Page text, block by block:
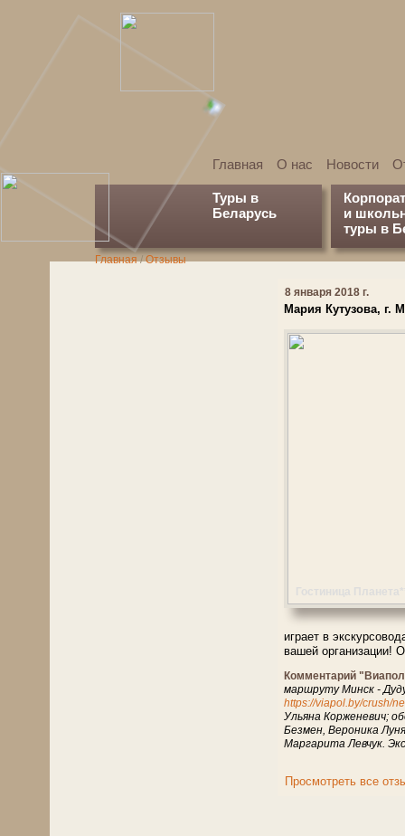
Главная О нас Новости
Туры в
Беларусь
и
туры в
Главная/Отзывы
8 января 2018 г.
Мария Кутузова, г.
играет в
вашей организации!
Комментарий
маршруту Минск -
https://viapol.by/crush/
Ульяна Корженевич;
Безмен, Вероника
Маргарита Левчук.
Просмотреть все